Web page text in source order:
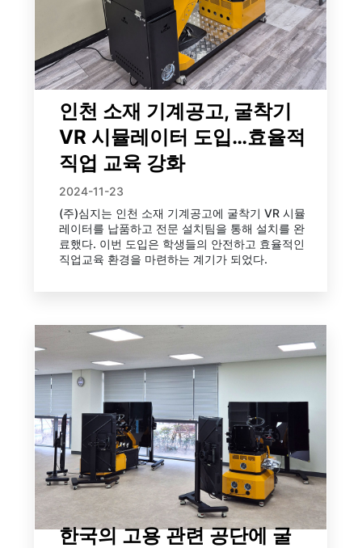
인천 소재 기계공고, 굴착기
VR 시뮬레이터 도입…효율적
직업 교육 강화
2024-11-23
(주)심지는 인천 소재 기계공고에 굴착기 VR 시뮬
레이터를 납품하고 전문 설치팀을 통해 설치를 완
료했다. 이번 도입은 학생들의 안전하고 효율적인
직업교육 환경을 마련하는 계기가 되었다.
한국의 고용 관련 공단에 굴